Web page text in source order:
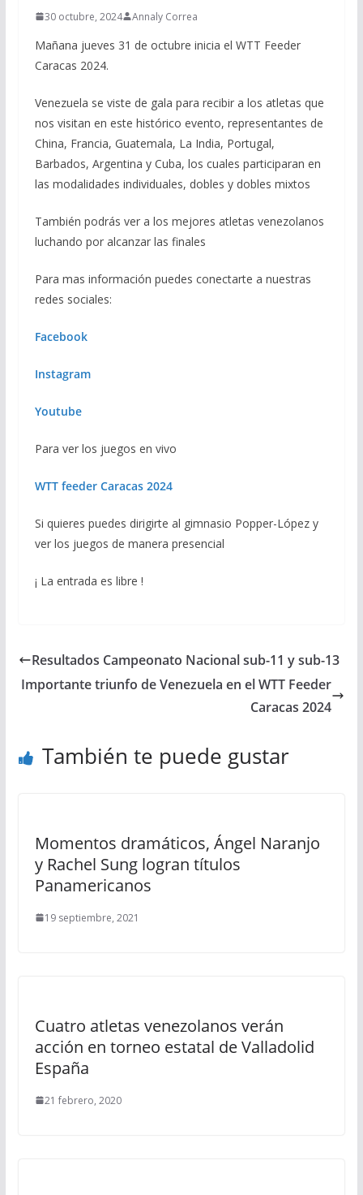
30 octubre, 2024 Annaly Correa
Mañana jueves 31 de octubre inicia el WTT Feeder
Caracas 2024.
Venezuela se viste de gala para recibir a los atletas que
nos visitan en este histórico evento, representantes de
China, Francia, Guatemala, La India, Portugal,
Barbados, Argentina y Cuba, los cuales participaran en
las modalidades individuales, dobles y dobles mixtos
También podrás ver a los mejores atletas venezolanos
luchando por alcanzar las finales
Para mas información puedes conectarte a nuestras
redes sociales:
Facebook
Instagram
Youtube
Para ver los juegos en vivo
WTT feeder Caracas 2024
Si quieres puedes dirigirte al gimnasio Popper-López y
ver los juegos de manera presencial
¡ La entrada es libre !
Resultados Campeonato Nacional sub-11 y sub-13
Importante triunfo de Venezuela en el WTT Feeder
Caracas 2024
También te puede gustar
Momentos dramáticos, Ángel Naranjo
y Rachel Sung logran títulos
Panamericanos
19 septiembre, 2021
Cuatro atletas venezolanos verán
acción en torneo estatal de Valladolid
España
21 febrero, 2020